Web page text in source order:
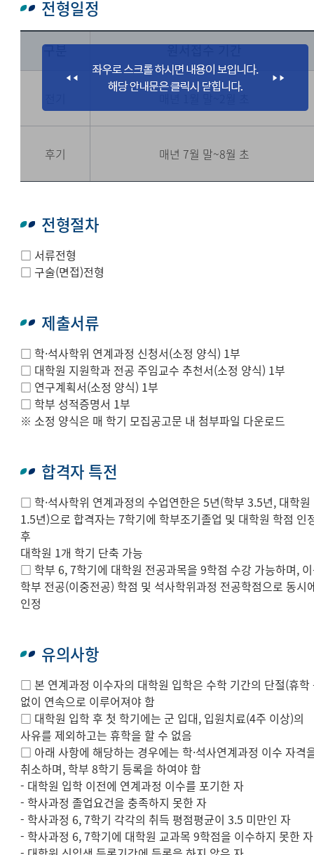
전형일정
구분 원서접수 기간
후기 매년 7월 말~8월 초
전형절차
□ 서류전형
□ 구술(면접)전형
제출서류
□ 학·석사학위 연계과정 신청서(소정 양식) 1부
□ 대학원 지원학과 전공 주임교수 추천서(소정 양식) 1부
□ 연구계획서(소정 양식) 1부
□ 학부 성적증명서 1부
※ 소정 양식은 매 학기 모집공고문 내 첨부파일 다운로드
합격자 특전
□ 학·석사학위 연계과정의 수업연한은 5년(학부 3.5년, 대학원
1.5년)으로 합격자는 7학기에 학부조기졸업 및 대학원 학점 인
후
대학원 1개 학기 단축 가능
□ 학부 6, 7학기에 대학원 전공과목을 9학점 수강 가능하며,
학부 전공(이중전공) 학점 및 석사학위과정 전공학점으로 동시
인정
유의사항
□ 본 연계과정 이수자의 대학원 입학은 수학 기간의 단절(휴학
없이 연속으로 이루어져야 함
□ 대학원 입학 후 첫 학기에는 군 입대, 입원치료(4주 이상)의
사유를 제외하고는 휴학을 할 수 없음
□ 아래 사항에 해당하는 경우에는 학·석사연계과정 이수 자격
취소하며, 학부 8학기 등록을 하여야 함
- 대학원 입학 이전에 연계과정 이수를 포기한 자
- 학사과정 졸업요건을 충족하지 못한 자
- 학사과정 6, 7학기 각각의 취득 평점평균이 3.5 미만인 자
- 학사과정 6, 7학기에 대학원 교과목 9학점을 이수하지 못한 자